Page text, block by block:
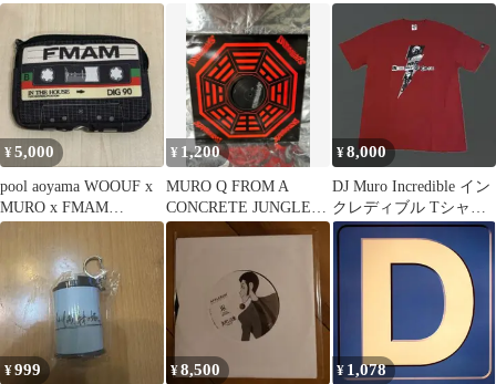
MURO
¥5,000
pool aoyama WOOUF x
MURO x FMAM
POUCH
¥ 1,200
MURO Q FROM A
CONCRETE JUNGLE
12インチ
¥8,000
DJ Muro Incredible イン
クレディブル Tシャツ
赤 XL
¥999 ¥8,500 ¥ 1,078